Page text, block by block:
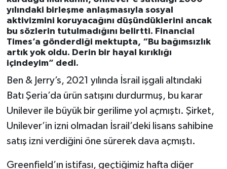
yılındaki birleşme anlaşmasıyla sosyal
aktivizmini koruyacağını düşündüklerini ancak
bu sözlerin tutulmadığını belirtti. Financial
Times’a gönderdiği mektupta, “Bu bağımsızlık
artık yok oldu. Derin bir hayal kırıklığı
içindeyim” dedi.
Ben & Jerry’s, 2021 yılında İsrail işgali altındaki
Batı Şeria’da ürün satışını durdurmuş, bu karar
Unilever ile büyük bir gerilime yol açmıştı. Şirket,
Unilever’in izni olmadan İsrail’deki lisans sahibine
satış izni verdiğini öne sürerek dava açmıştı.
Greenfield’ın istifası, geçtiğimiz hafta diğer